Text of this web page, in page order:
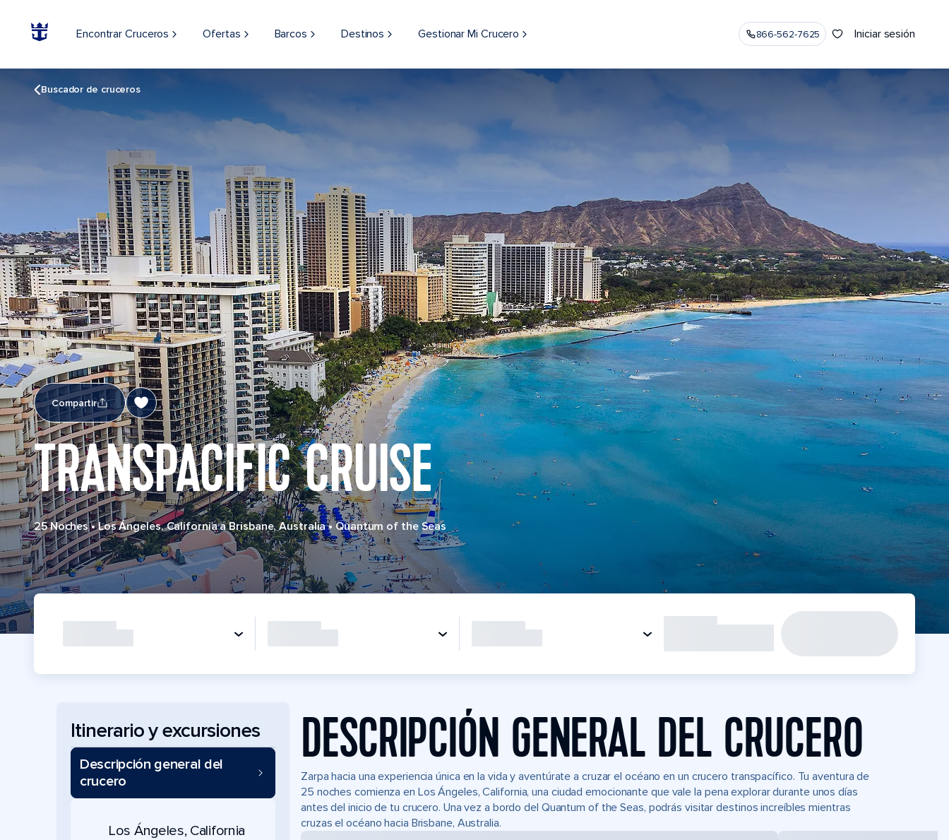
Encontrar Cruceros Ofertas Barcos Destinos Gestionar Mi Crucero 866-562-7625 Iniciar sesión
Buscador de cruceros
Compartir
TRANSPACIFIC CRUISE
25 Noches•Los Ángeles, California a Brisbane, Australia•Quantum of the Seas
Itinerario y excursiones
Descripción general del
crucero
Los Ángeles, California
DESCRIPCIÓN GENERAL DEL CRUCERO
Zarpa hacia una experiencia única en la vida y aventúrate a cruzar el océano en un crucero transpacífico. Tu aventura de
25 noches comienza en Los Ángeles, California, una ciudad emocionante que vale la pena explorar durante unos días
antes del inicio de tu crucero. Una vez a bordo del Quantum of the Seas, podrás visitar destinos increíbles mientras
cruzas el océano hacia Brisbane, Australia.